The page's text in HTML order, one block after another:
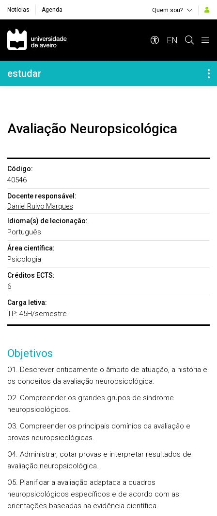
Notícias Agenda Quem sou?
Navegação Principal
EN
Navegação Lateral
estudar
Avaliação Neuropsicológica
Código:
40546
Docente responsável:
Daniel Ruivo Marques
Idioma(s) de lecionação:
Português
Área científica:
Psicologia
Créditos ECTS:
6
Carga letiva:
TP: 45H/semestre
Objetivos
O1. Descrever criticamente o âmbito de atuação, a história e
os conceitos da avaliação neuropsicológica.
O2. Compreender os grandes grupos de síndrome
neuropsicológicos.
O3. Compreender os principais domínios da avaliação e
provas neuropsicológicas.
O4. Administrar, cotar provas e interpretar resultados de
avaliação neuropsicológica.
O5. Planificar a avaliação adaptada a quadros
neuropsicológicos específicos e de acordo com as
orientações baseadas na evidência científica.